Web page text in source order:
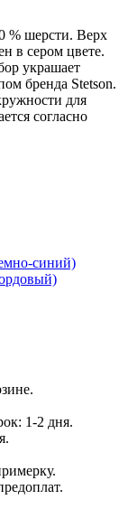
% шерсти. Верх
в сером цвете.
украшает
бренда Stetson.
для
согласно
1-2 дня.